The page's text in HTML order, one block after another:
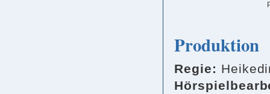
Produktion
Regie: